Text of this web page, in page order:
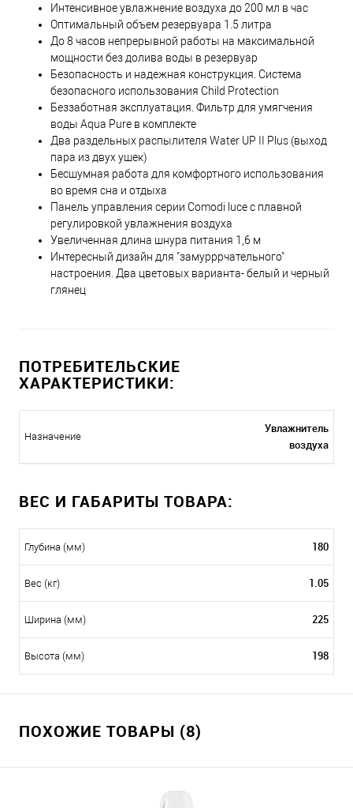
Интенсивное увлажнение воздуха до 200 мл в час
Оптимальный объем резервуара 1.5 литра
До 8 часов непрерывной работы на максимальной
мощности без долива воды в резервуар
Безопасность и надежная конструкция. Система
безопасного использования Child Protection
Беззаботная эксплуатация. Фильтр для умягчения
воды Aqua Pure в комплекте
Два раздельных распылителя Water UP II Plus (выход
пара из двух ушек)
Бесшумная работа для комфортного использования
во время сна и отдыха
Панель управления серии Comodi luce с плавной
регулировкой увлажнения воздуха
Увеличенная длина шнура питания 1,6 м
Интересный дизайн для "замурррчательного"
настроения. Два цветовых варианта- белый и черный
глянец
ПОТРЕБИТЕЛЬСКИЕ
ХАРАКТЕРИСТИКИ:
Назначение
Увлажнитель
воздуха
ВЕС И ГАБАРИТЫ ТОВАРА:
Глубина (мм) 180
Вес (кг) 1.05
Ширина (мм) 225
Высота (мм) 198
ПОХОЖИЕ ТОВАРЫ (8)